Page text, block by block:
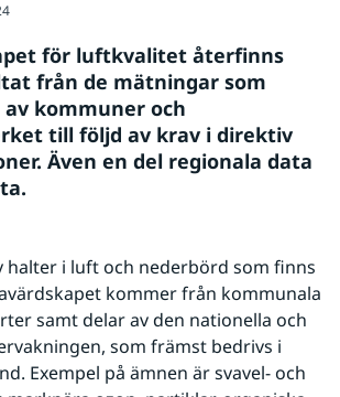
för luftkvalitet återfinns
från de mätningar som
kommuner och
till följd av krav i direktiv
Även en del regionala data
halter i luft och nederbörd som finns
kommer från kommunala
samt delar av den nationella och
som främst bedrivs i
Exempel på ämnen är svavel- och